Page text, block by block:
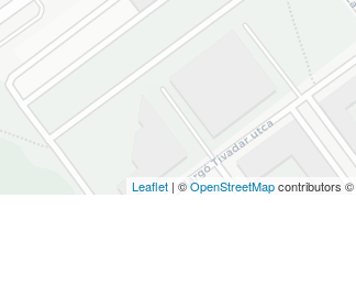
Leaflet | ©OpenStreetMapcontributors ©